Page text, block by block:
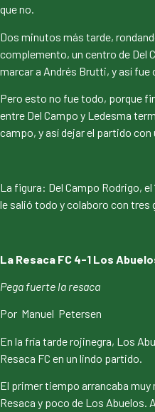
que no.
Dos minutos más tarde,
complemento, un centro de Del
marcar a Andrés Brutti, y así fue
Pero esto no fue todo, porque
entre Del Campo y Ledesma
campo, y así dejar el partido con
La figura: Del Campo Rodrigo,
le salió todo y colaboro con tres
La Resaca FC 4-1 Los
Pega fuerte la resaca
Por Manuel Petersen
En la fría tarde rojinegra, Los
Resaca FC en un lindo partido.
El primer tiempo arrancaba
Resaca y poco de Los Abuelos.